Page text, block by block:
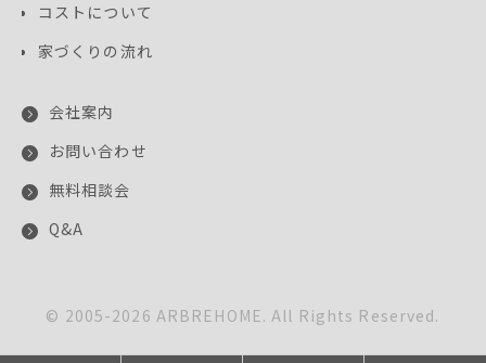
コストについて
家づくりの流れ
会社案内
お問い合わせ
無料相談会
Q&A
© 2005-2026 ARBREHOME. All Rights Reserved.